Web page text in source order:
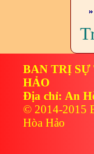
BAN TRỊ
HẢO
Địa chỉ: An
© 2014-2015
Hòa Hảo